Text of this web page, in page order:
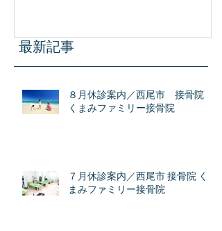
最新記事
８月休診案内／西尾市 接骨院
くまみファミリー接骨院
７月休診案内／西尾市 接骨院 く
まみファミリー接骨院